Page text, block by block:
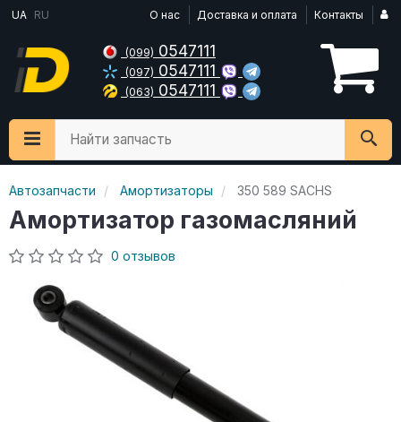
UA RU О нас Доставка и оплата Контакты
(099) 0547111
(097) 0547111
(063) 0547111
Найти запчасть
Автозапчасти Амортизаторы 350 589 SACHS
Амортизатор газомасляний
0 отзывов